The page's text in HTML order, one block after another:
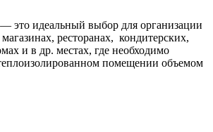
это идеальный выбор для организации
ресторанах, кондитерских,
и в др. местах, где необходимо
помещении объемом